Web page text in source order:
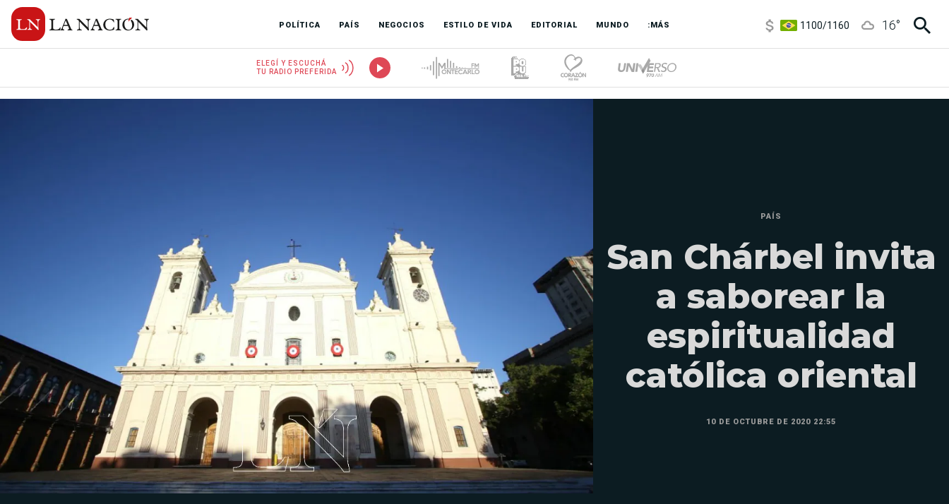
POLÍTICA PAÍS NEGOCIOS ESTILO DE VIDA EDITORIAL MUNDO :MÁS
3,8/4
16°
ELEGÍ Y ESCUCHÁ
TU RADIO PREFERIDA
PAÍS
San Chárbel invita
a saborear la
espiritualidad
católica oriental
10 DE OCTUBRE DE 2020 22:55